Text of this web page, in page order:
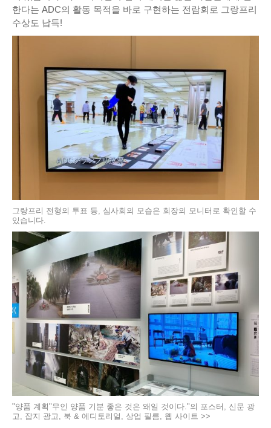
한다는 ADC의 활동 목적을 바로 구현하는 전람회로 그랑프리
수상도 납득!
그랑프리 전형의 투표 등, 심사회의 모습은 회장의 모니터로 확인할 수
있습니다.
"양품 계획"무인 양품 기분 좋은 것은 왜일 것이다."의 포스터, 신문 광
고, 잡지 광고, 북 & 에디토리얼, 상업 필름, 웹 사이트 >>